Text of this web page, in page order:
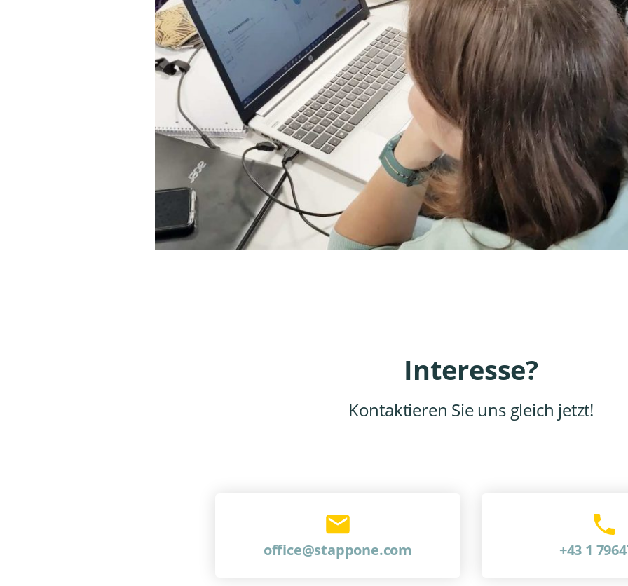
Interesse?
Kontaktieren Sie uns gleich jetzt!
office@stappone.com +43 1